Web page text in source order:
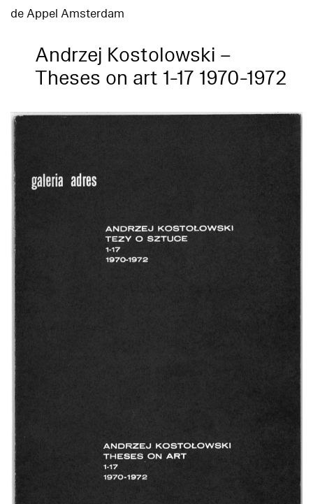
de Appel Amsterdam
Andrzej Kostolowski –
Theses on art 1-17 1970-1972